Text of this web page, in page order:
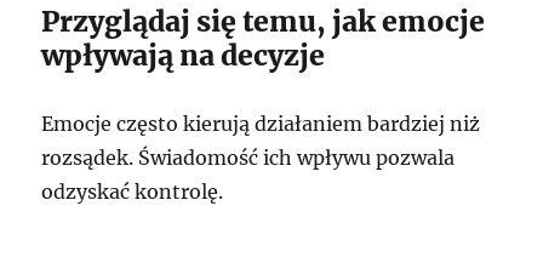
Przyglądaj się temu, jak emocje
wpływają na decyzje
Emocje często kierują działaniem bardziej niż
rozsądek. Świadomość ich wpływu pozwala
odzyskać kontrolę.